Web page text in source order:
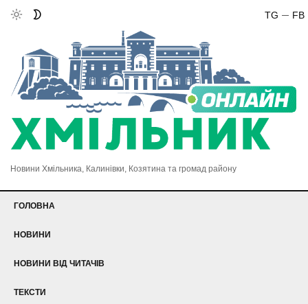
FB
TG
Новини Хмільника, Калинівки, Козятина та громад району
ГОЛОВНА
НОВИНИ
НОВИНИ ВІД ЧИТАЧІВ
ТЕКСТИ